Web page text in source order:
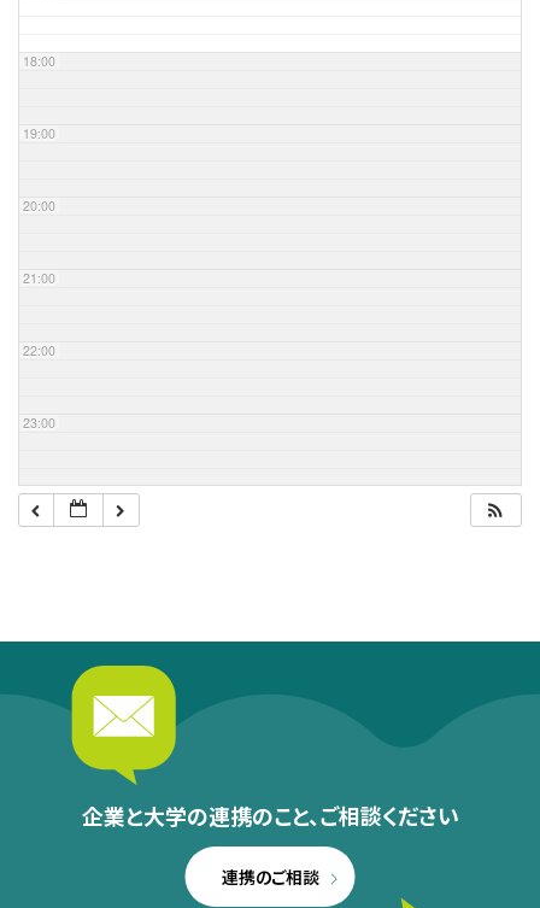
18:00
19:00
20:00
21:00
22:00
23:00
企業と大学の連携のこと、ご相談ください
連携のご相談